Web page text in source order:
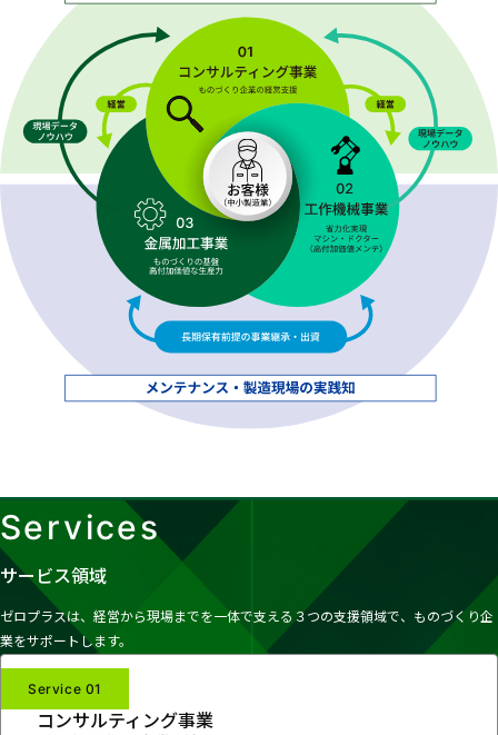
Services
サービス領域
ゼロプラスは、経営から現場までを一体で支える３つの支援領域で、 ものづくり企
業をサポートします。
Service 01
コンサルティング事業